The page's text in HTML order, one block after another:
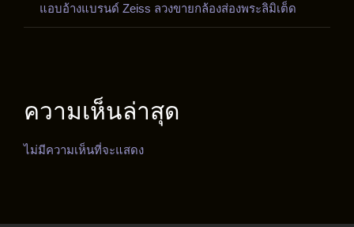
แอบอ้างแบรนด์ Zeiss ลวงขายกล้องส่องพระลิมิเต็ด
ความเห็นล่าสุด
ไม่มีความเห็นที่จะแสดง